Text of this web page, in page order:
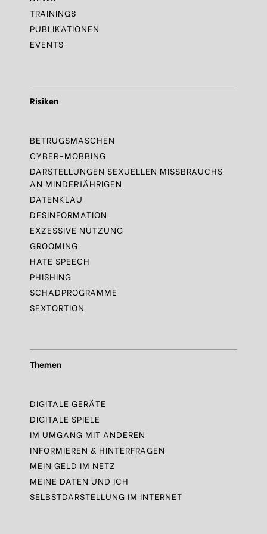
TRAININGS
PUBLIKATIONEN
EVENTS
Risiken
BETRUGSMASCHEN
CYBER-MOBBING
DARSTELLUNGEN SEXUELLEN MISSBRAUCHS
AN MINDERJÄHRIGEN
DATENKLAU
DESINFORMATION
EXZESSIVE NUTZUNG
GROOMING
HATE SPEECH
PHISHING
SCHADPROGRAMME
SEXTORTION
Themen
DIGITALE GERÄTE
DIGITALE SPIELE
IM UMGANG MIT ANDEREN
INFORMIEREN & HINTERFRAGEN
MEIN GELD IM NETZ
MEINE DATEN UND ICH
SELBSTDARSTELLUNG IM INTERNET